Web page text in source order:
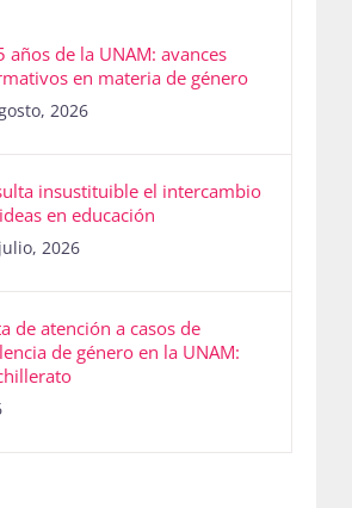
en materia de género
2026
en educación
2026
de género en la UNAM: